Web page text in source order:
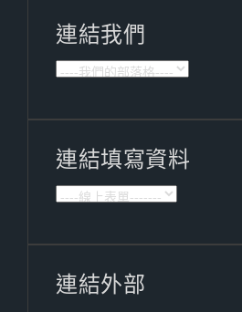
連結我們
連結填寫資料
連結外部